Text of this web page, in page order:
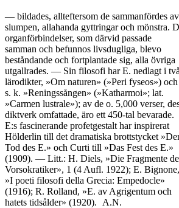
— bildades, allteftersom de sammanfördes av
slumpen, allahanda gyttringar och mönstra.
organförbindelser, som därvid passade
samman och befunnos livsdugliga, blevo
beståndande och fortplantade sig, alla övriga
utgallrades. — Sin filosofi har E. nedlagt i två
lärodikter, »Om naturen» (»Peri fyseos») och
s. k. »Reningssången» (»Katharmoi»; lat.
»Carmen lustrale»); av de o. 5,000 verser,
diktverk omfattade, äro ett 450-tal bevarade.
E:s fascinerande profetgestalt har inspirerat
Hölderlin till det dramatiska brottstycket
Tod des E.» och Curti till »Das Fest des E.»
(1909). — Litt.: H. Diels, »Die Fragmente
Vorsokratiker», 1 (4 Aufl. 1922); E. Bignone,
»I poeti filosofi della Grecia: Empedocle»
(1916); R. Rolland, »E. av Agrigentum och
hatets tidsålder» (1920).	A.N.